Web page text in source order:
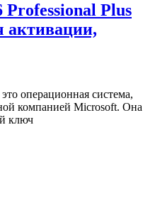
Plus
активации,
операционная система,
компанией Microsoft. Она
ключ